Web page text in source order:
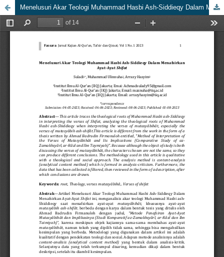
Menelusuri Akar Teologi Muhammad Hasbi Ash-Siddieqy Dalam Menafsirkan Ayat-Ayat Shifat